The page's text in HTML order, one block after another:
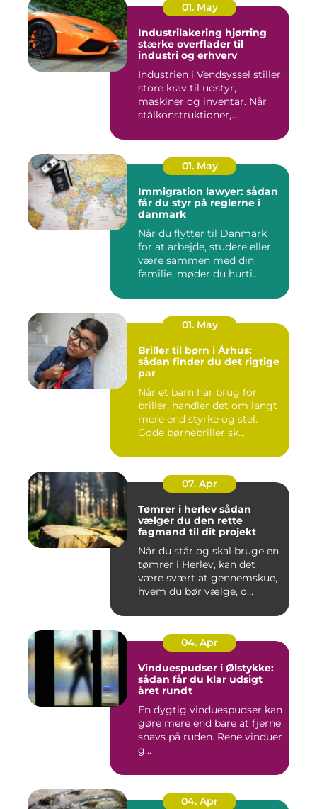
01. May
Industrilakering hjørring
stærke overflader til
industri og erhverv
Industrien i Vendsyssel stiller
store krav til udstyr,
maskiner og inventar. Når
stålkonstruktioner,...
01. May
Immigration lawyer: sådan
får du styr på reglerne i
danmark
Når du flytter til Danmark
for at arbejde, studere eller
være sammen med din
familie, møder du hurti...
01. May
Briller til børn i Århus:
sådan finder du det rigtige
par
Når et barn har brug for
briller, handler det om langt
mere end styrke og stel.
Gode børnebriller sk...
07. Apr
Tømrer i herlev sådan
vælger du den rette
fagmand til dit projekt
Når du står og skal bruge en
tømrer i Herlev, kan det
være svært at gennemskue,
hvem du bør vælge, o...
04. Apr
Vinduespudser i Ølstykke:
sådan får du klar udsigt
året rundt
En dygtig vinduespudser kan
gøre mere end bare at fjerne
snavs på ruden. Rene vinduer
g...
04. Apr